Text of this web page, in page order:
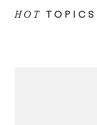
HOT TOPICS